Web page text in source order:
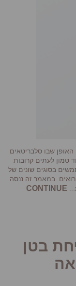
שבו סלבריטאים
טמון לעתים קרובות
בסוגים שונים של
במאמר זה ננסה
CONTINUE
בטן